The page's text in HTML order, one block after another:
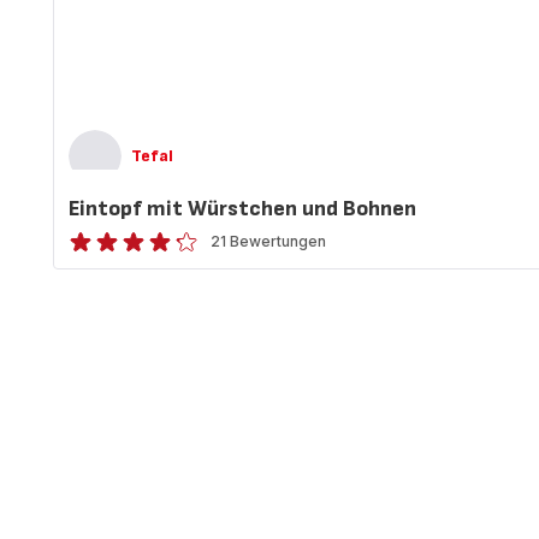
Tefal
Eintopf mit Würstchen und Bohnen
ratings.4.2
21 Bewertungen